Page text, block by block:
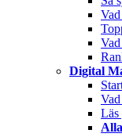
Digital
Läs